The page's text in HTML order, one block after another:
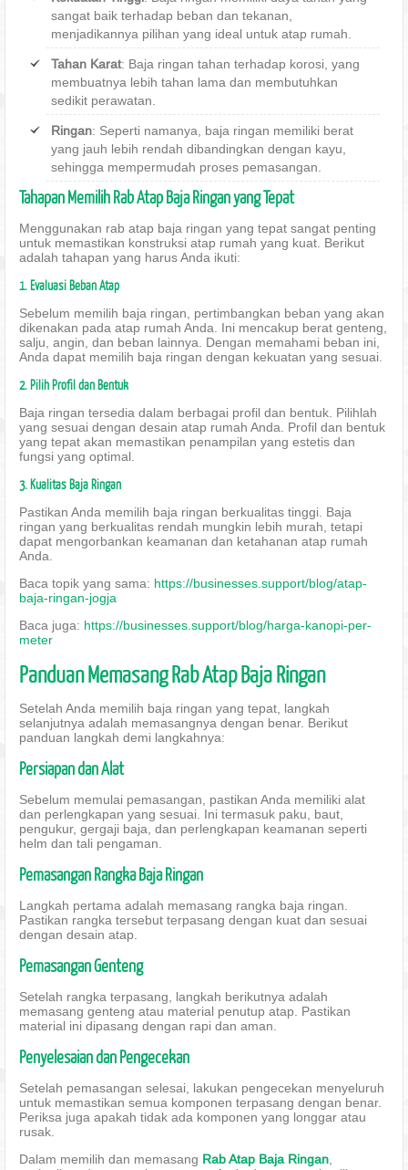
sangat baik terhadap beban dan tekanan,
menjadikannya pilihan yang ideal untuk atap rumah.
Tahan Karat: Baja ringan tahan terhadap korosi, yang
membuatnya lebih tahan lama dan membutuhkan
sedikit perawatan.
Ringan: Seperti namanya, baja ringan memiliki berat
yang jauh lebih rendah dibandingkan dengan kayu,
sehingga mempermudah proses pemasangan.
Tahapan Memilih Rab Atap Baja Ringan yang Tepat
Menggunakan rab atap baja ringan yang tepat sangat penting
untuk memastikan konstruksi atap rumah yang kuat. Berikut
adalah tahapan yang harus Anda ikuti:
1. Evaluasi Beban Atap
Sebelum memilih baja ringan, pertimbangkan beban yang akan
dikenakan pada atap rumah Anda. Ini mencakup berat genteng,
salju, angin, dan beban lainnya. Dengan memahami beban ini,
Anda dapat memilih baja ringan dengan kekuatan yang sesuai.
2. Pilih Profil dan Bentuk
Baja ringan tersedia dalam berbagai profil dan bentuk. Pilihlah
yang sesuai dengan desain atap rumah Anda. Profil dan bentuk
yang tepat akan memastikan penampilan yang estetis dan
fungsi yang optimal.
3. Kualitas Baja Ringan
Pastikan Anda memilih baja ringan berkualitas tinggi. Baja
ringan yang berkualitas rendah mungkin lebih murah, tetapi
dapat mengorbankan keamanan dan ketahanan atap rumah
Anda.
Baca topik yang sama: https://businesses.support/blog/atap-
baja-ringan-jogja
Baca juga: https://businesses.support/blog/harga-kanopi-per-
meter
Panduan Memasang Rab Atap Baja Ringan
Setelah Anda memilih baja ringan yang tepat, langkah
selanjutnya adalah memasangnya dengan benar. Berikut
panduan langkah demi langkahnya:
Persiapan dan Alat
Sebelum memulai pemasangan, pastikan Anda memiliki alat
dan perlengkapan yang sesuai. Ini termasuk paku, baut,
pengukur, gergaji baja, dan perlengkapan keamanan seperti
helm dan tali pengaman.
Pemasangan Rangka Baja Ringan
Langkah pertama adalah memasang rangka baja ringan.
Pastikan rangka tersebut terpasang dengan kuat dan sesuai
dengan desain atap.
Pemasangan Genteng
Setelah rangka terpasang, langkah berikutnya adalah
memasang genteng atau material penutup atap. Pastikan
material ini dipasang dengan rapi dan aman.
Penyelesaian dan Pengecekan
Setelah pemasangan selesai, lakukan pengecekan menyeluruh
untuk memastikan semua komponen terpasang dengan benar.
Periksa juga apakah tidak ada komponen yang longgar atau
rusak.
Dalam memilih dan memasang Rab Atap Baja Ringan